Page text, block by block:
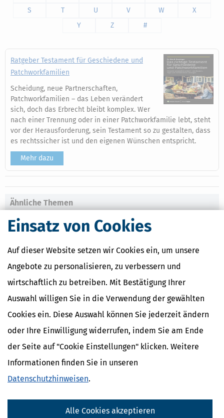
Einsatz von Cookies
Auf dieser Website setzen wir Cookies ein, um unsere
Angebote zu personalisieren, zu verbessern und
wirtschaftlich zu betreiben. Mit Bestätigung Ihrer
Auswahl willigen Sie in die Verwendung der gewählten
Cookies ein. Diese Auswahl können Sie jederzeit ändern
oder Ihre Einwilligung widerrufen, indem Sie am Ende
der Seite auf "Cookie Einstellungen" klicken. Weitere
Informationen finden Sie in unseren
Datenschutzhinweisen.
Alle Cookies akzeptieren
S
T U V W
X
Y
Z #
Ratgeber Testament für Geschiedene und
Patchworkfamilien
Scheidung, neue Partnerschaften,
Patchworkfamilien – das Leben verändert
sich, doch das Erbrecht bleibt komplex. Wer
nach einer Trennung oder in einer Patchworkfamilie lebt, steht
vor der Herausforderung, sein Testament so zu gestalten, dass
es rechtssicher ist und den eigenen Wünschen entspricht.
Mehr dazu
Ähnliche Themen
Altersvorsorge, Rente & Finanzen
Steuern
Zinsen / Kontokorrentkonto
Zinsabschlag